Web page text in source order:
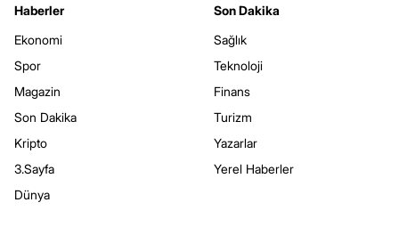
Haberler
Ekonomi
Spor
Magazin
Son Dakika
Kripto
3.Sayfa
Dünya
Son Dakika
Sağlık
Teknoloji
Finans
Turizm
Yazarlar
Yerel Haberler